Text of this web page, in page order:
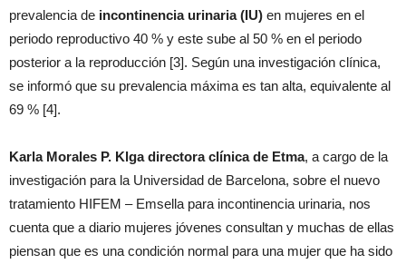
prevalencia de incontinencia urinaria (IU) en mujeres en el
periodo reproductivo 40 % y este sube al 50 % en el periodo
posterior a la reproducción [3]. Según una investigación clínica,
se informó que su prevalencia máxima es tan alta, equivalente al
69 % [4].
Karla Morales P. Klga directora clínica de Etma, a cargo de la
investigación para la Universidad de Barcelona, sobre el nuevo
tratamiento HIFEM – Emsella para incontinencia urinaria, nos
cuenta que a diario mujeres jóvenes consultan y muchas de ellas
piensan que es una condición normal para una mujer que ha sido